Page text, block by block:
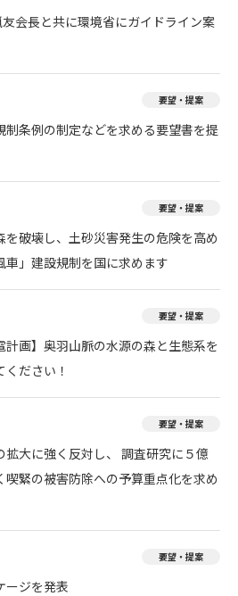
会長と共に環境省にガイドライン案
要望・提案
制条例の制定などを求める要望書を提
要望・提案
を破壊し、土砂災害発生の危険を高め
」建設規制を国に求めます
要望・提案
計画】奥羽山脈の水源の森と生態系を
ださい！
要望・提案
大に強く反対し、 調査研究に５億
緊の被害防除への予算重点化を求め
要望・提案
ージを発表